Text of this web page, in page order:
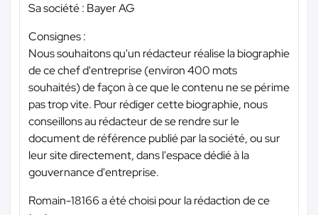
Sa société : Bayer AG
Consignes :
Nous souhaitons qu'un rédacteur réalise la biographie
de ce chef d'entreprise (environ 400 mots
souhaités) de façon à ce que le contenu ne se périme
pas trop vite. Pour rédiger cette biographie, nous
conseillons au rédacteur de se rendre sur le
document de référence publié par la société, ou sur
leur site directement, dans l'espace dédié à la
gouvernance d'entreprise.
Romain-18166 a été choisi pour la rédaction de ce